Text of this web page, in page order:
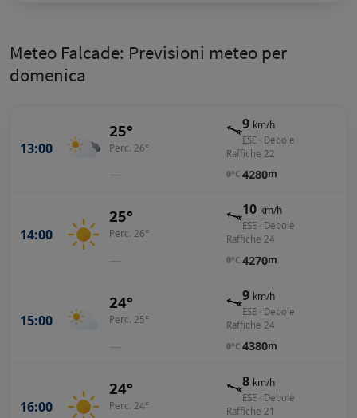
Meteo Falcade: Previsioni meteo per
domenica
13:00
25°
Perc. 26°
—
9 km/h
ESE · Debole
Raffiche 22
0°C 4280m
14:00
25°
Perc. 26°
—
10 km/h
ESE · Debole
Raffiche 24
0°C 4270m
15:00
24°
Perc. 25°
—
9 km/h
ESE · Debole
Raffiche 24
0°C 4380m
16:00
24°
Perc. 24°
8 km/h
ESE · Debole
Raffiche 21